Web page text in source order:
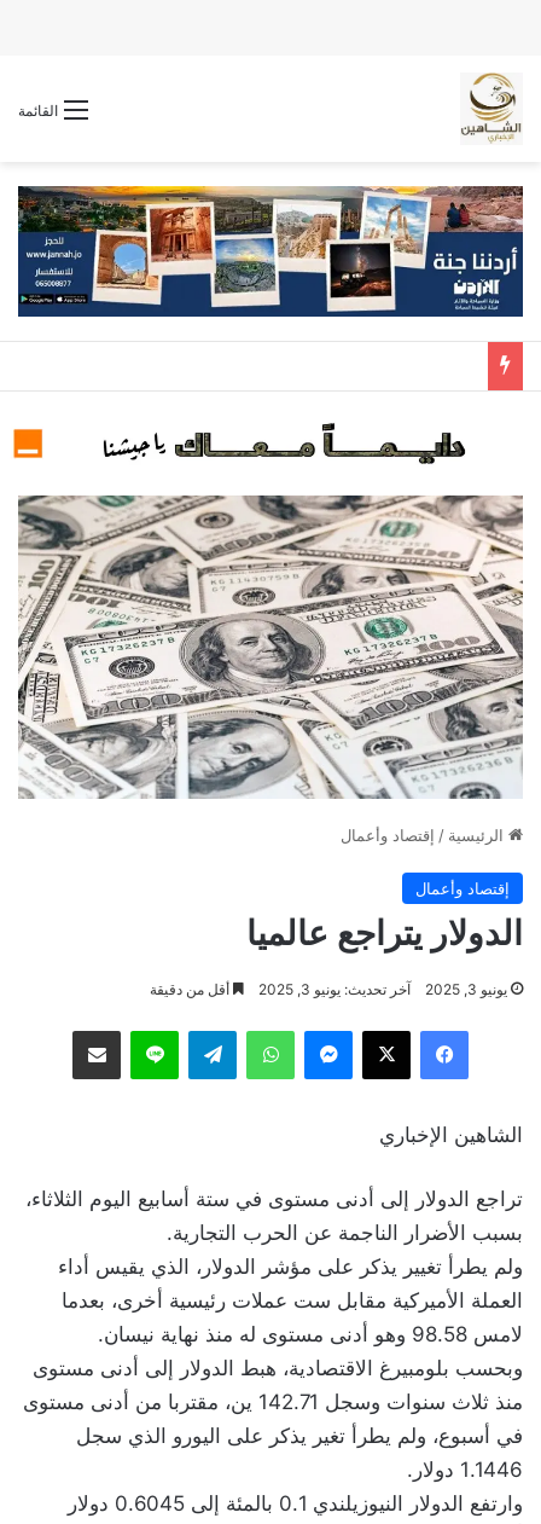
القائمة
الرئيسية / إقتصاد وأعمال
إقتصاد وأعمال
الدولار يتراجع عالميا
يونيو 3, 2025 آخر تحديث: يونيو 3, 2025 أقل من دقيقة
فيسبوك ‫X ماسنجر واتساب تيلقرام لاين مشاركة عبر البريد
الشاهين الإخباري
تراجع الدولار إلى أدنى مستوى في ستة أسابيع اليوم الثلاثاء،
بسبب الأضرار الناجمة عن الحرب التجارية.
ولم يطرأ تغيير يذكر على مؤشر الدولار، الذي يقيس أداء
العملة الأميركية مقابل ست عملات رئيسية أخرى، بعدما
لامس 98.58 وهو أدنى مستوى له منذ نهاية نيسان.
وبحسب بلومبيرغ الاقتصادية، هبط الدولار إلى أدنى مستوى
منذ ثلاث سنوات وسجل 142.71 ين، مقتربا من أدنى مستوى
في أسبوع، ولم يطرأ تغير يذكر على اليورو الذي سجل
1.1446 دولار.
وارتفع الدولار النيوزيلندي 0.1 بالمئة إلى 0.6045 دولار